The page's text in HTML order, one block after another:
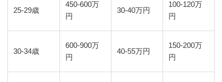
25-29歳
450-600万
円
30-40万円
100-120万
円
30-34歳
600-900万
円
40-55万円
150-200万
円